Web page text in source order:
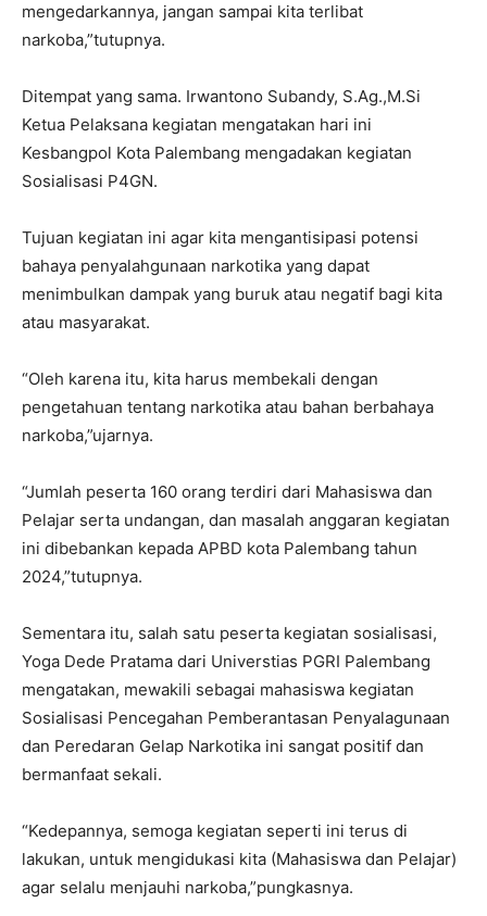
mengedarkannya, jangan sampai kita terlibat
narkoba,”tutupnya.
Ditempat yang sama. Irwantono Subandy, S.Ag.,M.Si
Ketua Pelaksana kegiatan mengatakan hari ini
Kesbangpol Kota Palembang mengadakan kegiatan
Sosialisasi P4GN.
Tujuan kegiatan ini agar kita mengantisipasi potensi
bahaya penyalahgunaan narkotika yang dapat
menimbulkan dampak yang buruk atau negatif bagi kita
atau masyarakat.
“Oleh karena itu, kita harus membekali dengan
pengetahuan tentang narkotika atau bahan berbahaya
narkoba,”ujarnya.
“Jumlah peserta 160 orang terdiri dari Mahasiswa dan
Pelajar serta undangan, dan masalah anggaran kegiatan
ini dibebankan kepada APBD kota Palembang tahun
2024,”tutupnya.
Sementara itu, salah satu peserta kegiatan sosialisasi,
Yoga Dede Pratama dari Universtias PGRI Palembang
mengatakan, mewakili sebagai mahasiswa kegiatan
Sosialisasi Pencegahan Pemberantasan Penyalagunaan
dan Peredaran Gelap Narkotika ini sangat positif dan
bermanfaat sekali.
“Kedepannya, semoga kegiatan seperti ini terus di
lakukan, untuk mengidukasi kita (Mahasiswa dan Pelajar)
agar selalu menjauhi narkoba,”pungkasnya.